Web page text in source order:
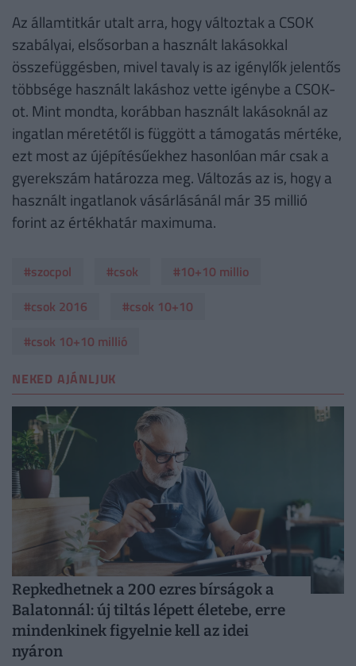
Az államtitkár utalt arra, hogy változtak a CSOK
szabályai, elsősorban a használt lakásokkal
összefüggésben, mivel tavaly is az igénylők jelentős
többsége használt lakáshoz vette igénybe a CSOK-
ot. Mint mondta, korábban használt lakásoknál az
ingatlan méretétől is függött a támogatás mértéke,
ezt most az újépítésűekhez hasonlóan már csak a
gyerekszám határozza meg. Változás az is, hogy a
használt ingatlanok vásárlásánál már 35 millió
forint az értékhatár maximuma.
#szocpol #csok
#10+10 millio
#csok 2016
#csok 10+10
#csok 10+10 millió
NEKED AJÁNLJUK
Repkedhetnek a 200 ezres bírságok a
Balatonnál: új tiltás lépett életebe, erre
mindenkinek figyelnie kell az idei
nyáron